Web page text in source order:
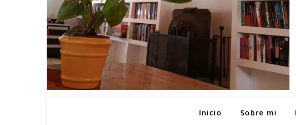
Inicio Sobre mi